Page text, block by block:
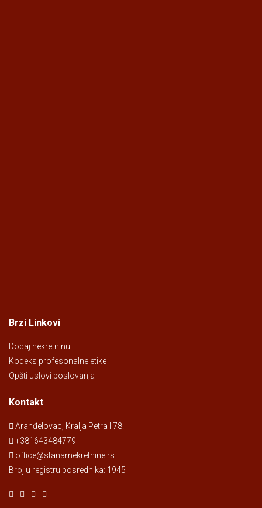
Brzi Linkovi
Dodaj nekretninu
Kodeks profesonalne etike
Opšti uslovi poslovanja
Kontakt
Aranđelovac, Kralja Petra I 78.
+381643484779
office@stanarnekretnine.rs
Broj u registru posrednika: 1945